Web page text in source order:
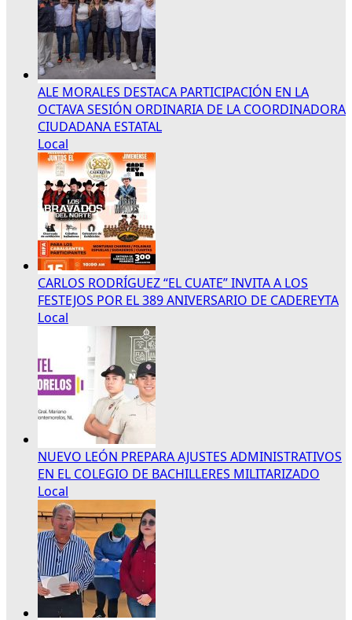
ALE MORALES DESTACA PARTICIPACIÓN EN LA
OCTAVA SESIÓN ORDINARIA DE LA COORDINADORA
CIUDADANA ESTATAL
Local
CARLOS RODRÍGUEZ “EL CUATE” INVITA A LOS
FESTEJOS POR EL 389 ANIVERSARIO DE CADEREYTA
Local
NUEVO LEÓN PREPARA AJUSTES ADMINISTRATIVOS
EN EL COLEGIO DE BACHILLERES MILITARIZADO
Local